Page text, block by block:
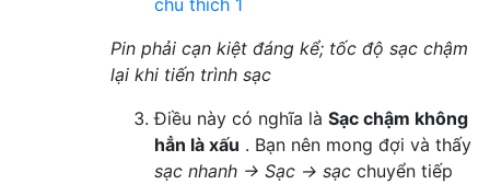
Pin phải cạn kiệt đáng kể; tốc độ sạc chậm
lại khi tiến trình sạc
Điều này có nghĩa là Sạc chậm không
hẳn là xấu . Bạn nên mong đợi và thấy
sạc nhanh → Sạc → sạc chuyển tiếp